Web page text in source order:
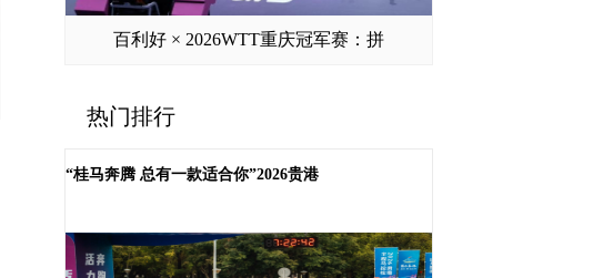
百利好 × 2026WTT重庆冠军赛：拼
热门排行
“桂马奔腾 总有一款适合你”2026贵港